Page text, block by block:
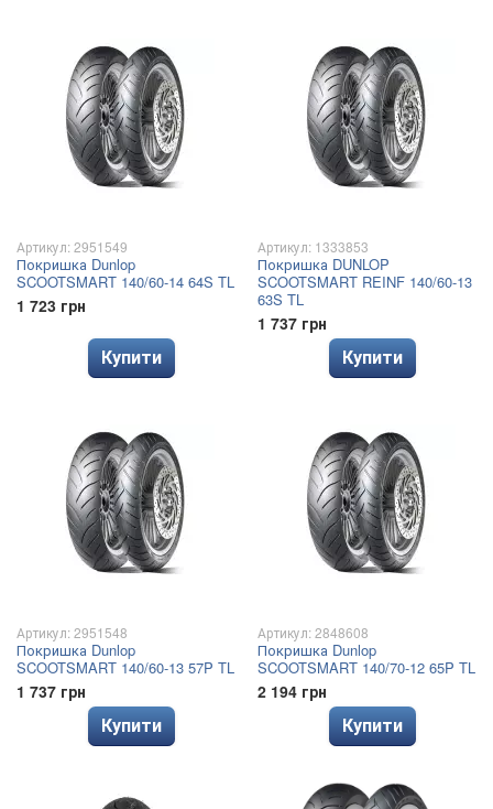
Артикул: 2951549
Покришка Dunlop
SCOOTSMART 140/60-14 64S TL
1 723 грн
Купити
Артикул: 1333853
Покришка DUNLOP
SCOOTSMART REINF 140/60-13
63S TL
1 737 грн
Купити
Артикул: 2951548
Покришка Dunlop
SCOOTSMART 140/60-13 57P TL
1 737 грн
Купити
Артикул: 2848608
Покришка Dunlop
SCOOTSMART 140/70-12 65P TL
2 194 грн
Купити